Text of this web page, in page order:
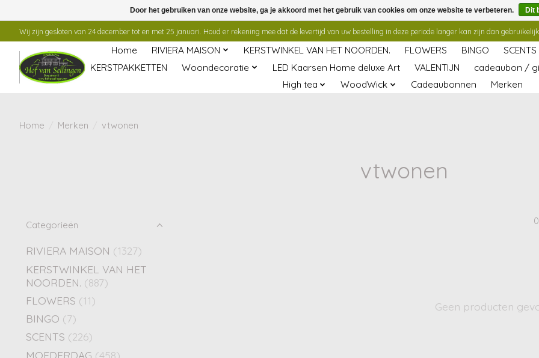
Wij zijn gesloten van 24 december tot en met 25 januari. Houd er rekening mee dat de levertijd van uw bestelling in deze periode langer kan zijn dan gebruikelijk.
Home RIVIERA MAISON KERSTWINKEL VAN HET NOORDEN. FLOWERS BINGO SCENTS
KERSTPAKKETTEN
Woondecoratie LED Kaarsen Home deluxe Art VALENTIJN cadeaubon /
High tea
WoodWick Cadeaubonnen Merken
Home Merken vtwonen
vtwonen
Categorieën
RIVIERA MAISON (1327)
KERSTWINKEL VAN HET
NOORDEN. (887)
FLOWERS (11)
BINGO (7)
SCENTS (226)
MOEDERDAG (458)
Geen producten
Door het gebruiken van onze website, ga je akkoord met het gebruik van cookies om onze website te verbeteren. Dit